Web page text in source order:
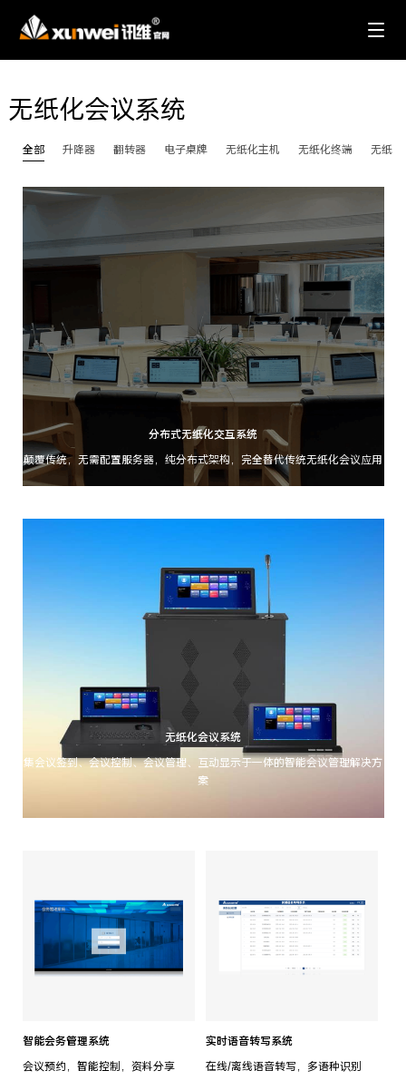
无纸化会议系统
全部 升降器 翻转器 电子桌牌 无纸化主机 无纸化终端 无纸化
分布式无纸化交互系统
颠覆传统，无需配置服务器，纯分布式架构，完全替代传统无纸化会议应用
无纸化会议系统
集会议签到、会议控制、会议管理、互动显示于一体的智能会议管理解决方
案
智能会务管理系统
会议预约，智能控制，资料分享
实时语音转写系统
在线/离线语音转写，多语种识别